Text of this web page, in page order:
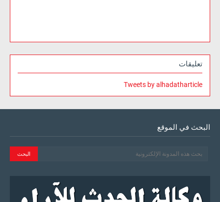
تعليقات
Tweets by alhadatharticle
البحث في الموقع